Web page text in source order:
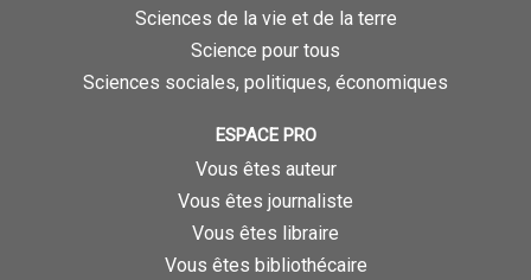
Sciences de la vie et de la terre
Science pour tous
Sciences sociales, politiques, économiques
ESPACE PRO
Vous êtes auteur
Vous êtes journaliste
Vous êtes libraire
Vous êtes bibliothécaire